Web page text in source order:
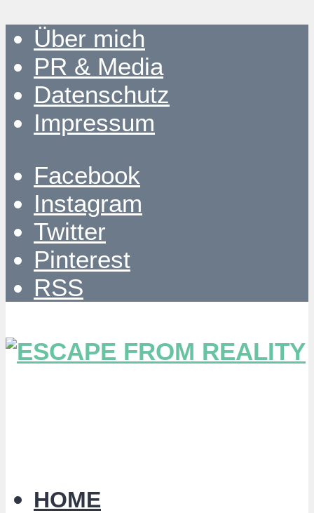
Über mich
PR & Media
Datenschutz
Impressum
Facebook
Instagram
Twitter
Pinterest
RSS
HOME